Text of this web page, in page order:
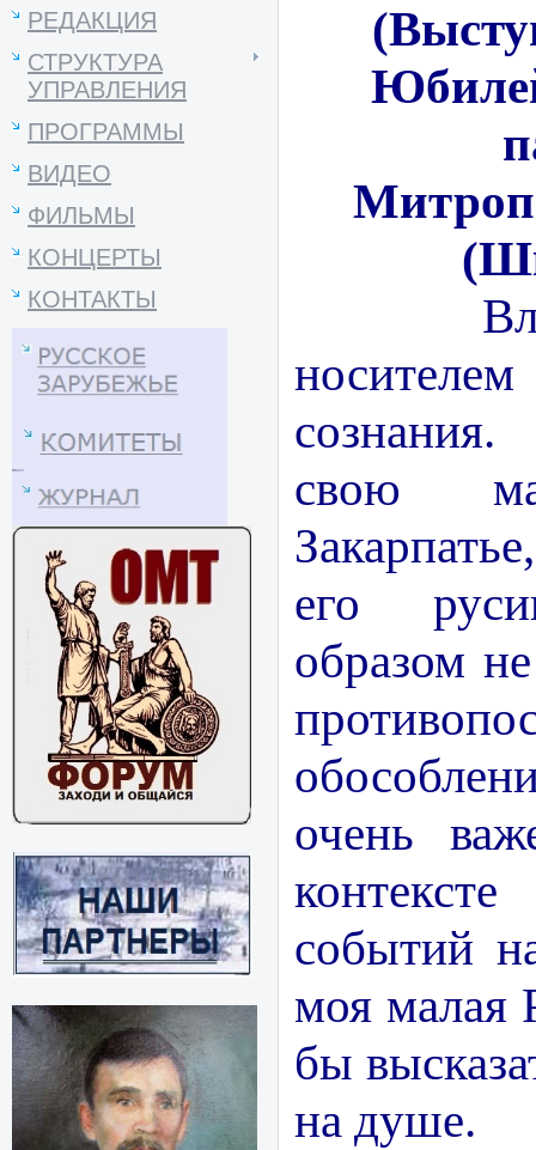
РЕДАКЦИЯ
СТРУКТУРА
УПРАВЛЕНИЯ
ПРОГРАММЫ
ВИДЕО
ФИЛЬМЫ
КОНЦЕРТЫ
КОНТАКТЫ
свою
его
образом
очень
событий
моя малая
бы
на душе.